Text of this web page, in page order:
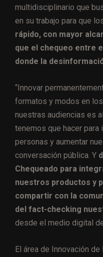
multidisciplinario que
en su trabajo para que
rápido, con mayor
que el chequeo entre
donde la
“Innovar
formatos y modos en
nuestras audiencias es
tenemos que hacer para
personas y aumentar
conversación pública. Y
Chequeado para
nuestros productos y
compartir con la
del fact-checking
desde el medio digital
El área de Innovación de